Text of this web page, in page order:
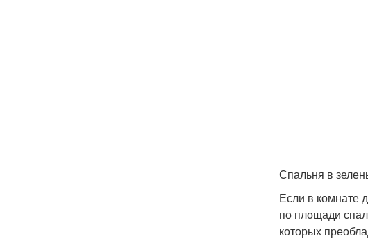
Спальня в
Если в комнате
по площади
которых